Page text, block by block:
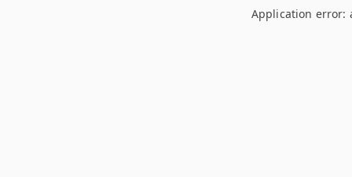
Application error: